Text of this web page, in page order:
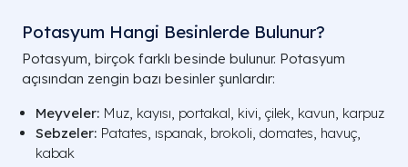
Potasyum Hangi Besinlerde Bulunur?
Potasyum, birçok farklı besinde bulunur. Potasyum
açısından zengin bazı besinler şunlardır:
Meyveler: Muz, kayısı, portakal, kivi, çilek, kavun, karpuz
Sebzeler: Patates, ıspanak, brokoli, domates, havuç,
kabak